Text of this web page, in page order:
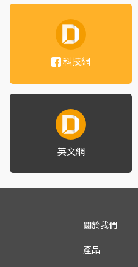
科技網
英文網
關於我們
產品